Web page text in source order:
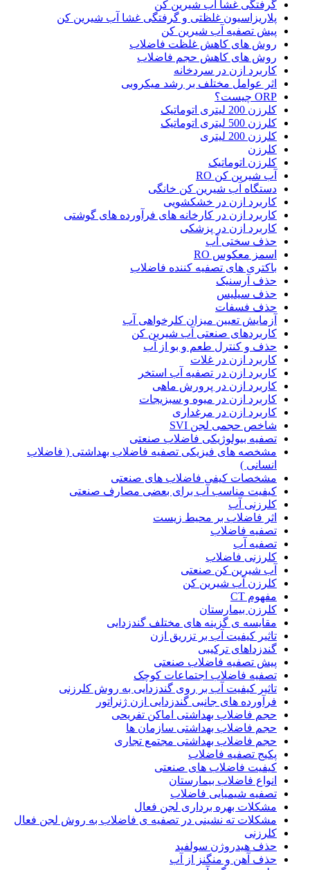
گرفتگی غشا آب شیرین کن
پلاریزاسیون غلظتی و گرفتگی غشا آب شیرین کن
پیش تصفیه آب شیرین کن
روش های کاهش غلظت فاضلاب
روش های کاهش حجم فاضلاب
کاربرد ازن در سردخانه
اثر عوامل مختلف بر رشد میکروبی
ORP چیست؟
کلرزن 200 لیتری اتوماتیک
کلرزن 500 لیتری اتوماتیک
کلرزن 200 لیتری
کلرزن
کلرزن اتوماتیک
آب شیرین کن RO
دستگاه آب شیرین کن خانگی
کاربرد ازن در خشکشویی
کاربرد ازن در کارخانه های فرآورده های گوشتی
کاربرد ازن در پزشکی
حذف سختی آب
اسمز معکوس RO
باکتری های تصفیه کننده فاضلاب
حذف آرسنیک
حذف سیلیس
حذف فسفات
آزمایش تعیین میزان کلرخواهی آب
کاربردهای صنعتی آب شیرین کن
حذف و کنترل طعم و بو از آب
کاربرد ازن در غلات
کاربرد ازن در تصفیه آب استخر
کاربرد ازن در پرورش ماهی
کاربرد ازن در میوه و سبزیجات
کاربرد ازن در مرغداری
شاخص حجمی لجن SVI
تصفیه بیولوژیکی فاضلاب صنعتی
مشخصه های فیزیکی تصفیه فاضلاب بهداشتی ( فاضلاب
انسانی )
مشخصات کیفی فاضلاب های صنعتی
کیفیت مناسب آب برای بعضی مصارف صنعتی
کلرزنی آب
اثر فاضلاب بر محیط زیست
تصفیه فاضلاب
تصفیه آب
کلرزنی فاضلاب
آب شیرین کن صنعتی
کلرزن آب شیرین کن
مفهوم CT
کلرزن بیمارستان
مقایسه ی گزینه های مختلف گندزدایی
تاثیر کیفیت آب بر تزریق ازن
گندزداهای ترکیبی
پیش تصفیه فاضلاب صنعتی
تصفیه فاضلاب اجتماعات کوچک
تاثیر کیفیت آب بر روی گندزدایی به روش کلرزنی
فرآورده های جانبی گندزدایی ازن ژنراتور
حجم فاضلاب بهداشتی اماکن تفریحی
حجم فاضلاب بهداشتی سازمان ها
حجم فاضلاب بهداشتی مجتمع تجاری
پکیج تصفیه فاضلاب
کیفیت فاضلاب های صنعتی
انواع فاضلاب بیمارستان
تصفیه شیمیایی فاضلاب
مشکلات بهره برداری لجن فعال
مشکلات ته نشینی در تصفیه ی فاضلاب به روش لجن فعال
کلرزنی
حذف هیدروژن سولفید
حذف آهن و منگنز از آب